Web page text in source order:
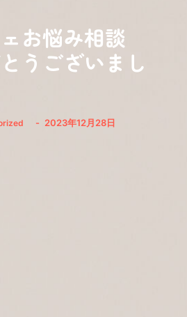
お悩み相談
うございまし
- 2023年12月28日